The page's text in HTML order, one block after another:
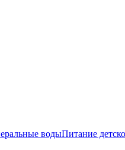
водыПитание